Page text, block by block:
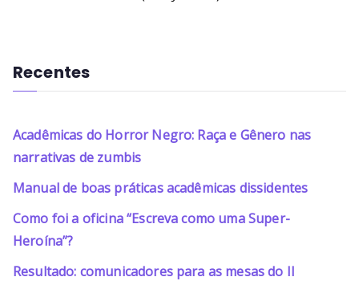
Recentes
Acadêmicas do Horror Negro: Raça e Gênero nas
narrativas de zumbis
Manual de boas práticas acadêmicas dissidentes
Como foi a oficina “Escreva como uma Super-
Heroína”?
Resultado: comunicadores para as mesas do II